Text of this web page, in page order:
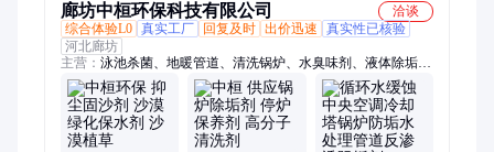
廊坊中桓环保科技有限公司
洽谈
综合体验L0 真实工厂 回复及时 出价迅速
真实性已核验
河北廊坊
主营： 泳池杀菌、地暖管道、清洗锅炉、水臭味剂、液体除垢
剂、锅炉除渣剂、环保抑尘剂、锅炉防垢剂、固体抑尘剂、管道
清洗剂、电厂除渣剂、水箱除垢剂、空调消毒剂、燃气清灰剂、
清洗除垢剂、防尘抑尘剂、管道除垢剂、锅炉配件、水池杀菌、
工业锅炉、反渗透阻垢、杀菌消毒液、导热油锅炉、冷却塔杀